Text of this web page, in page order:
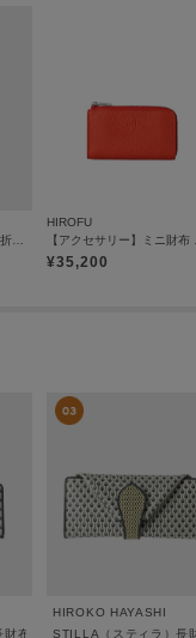
HIROFU
¥35,200
ト ライトシュリンク）
財布ミニ
HIROKO HAYASHI
STILLA（スティラ）長